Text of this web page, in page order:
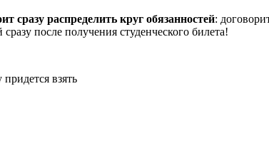
сразу распределить круг обязанностей:
после получения студенческого билета!
взять